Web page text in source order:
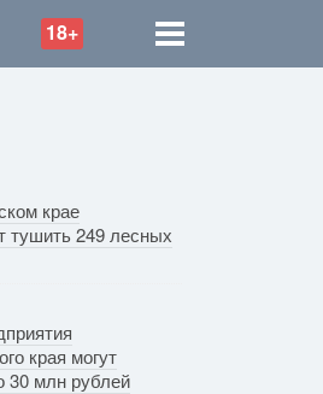
18+
крае
тушить 249 лесных
края могут
30 млн рублей